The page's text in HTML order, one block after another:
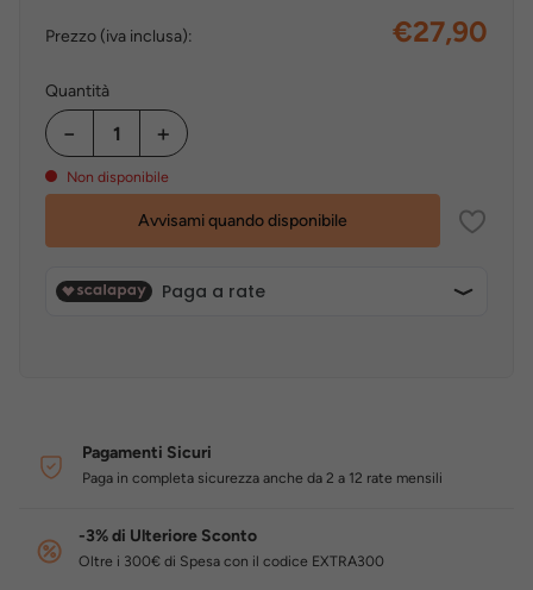
Prezzo (iva inclusa): €27,90
Quantità
− +
Non disponibile
Avvisami quando disponibile
Pagamenti Sicuri
Paga in completa sicurezza anche da 2 a 12 rate mensili
-3% di Ulteriore Sconto
Oltre i 300€ di Spesa con il codice EXTRA300